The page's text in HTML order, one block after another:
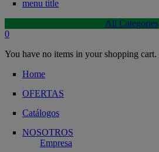
menu title
All Categories
0
You have no items in your shopping cart.
Home
OFERTAS
Catálogos
NOSOTROS
Empresa